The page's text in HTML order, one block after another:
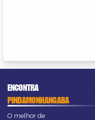
ENCONTRA
PINDAMONHANGABA
O melhor de